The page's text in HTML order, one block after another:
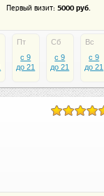
Первый визит: 5000 руб.
Пт
c 9
до 21
Сб
c 9
до 21
Вс
c 9
до 21